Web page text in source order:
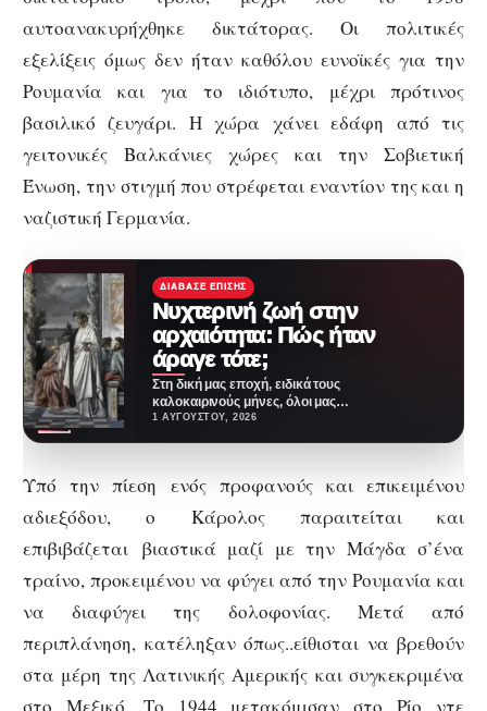
αυτοανακυρήχθηκε δικτάτορας. Οι πολιτικές
εξελίξεις όμως δεν ήταν καθόλου ευνοϊκές για την
Ρουμανία και για το ιδιότυπο, μέχρι πρότινος
βασιλικό ζευγάρι. Η χώρα χάνει εδάφη από τις
γειτονικές Βαλκάνιες χώρες και την Σοβιετική
Ένωση, την στιγμή που στρέφεται εναντίον της και η
ναζιστική Γερμανία.
ΔΙΆΒΑΣΕ ΕΠΊΣΗΣ
Νυχτερινή ζωή στην
αρχαιότητα: Πώς ήταν
άραγε τότε;
Στη δική μας εποχή, ειδικά τους
καλοκαιρινούς μήνες, όλοι μας
λίγο-πολύ βρίσκουμε ευκαιρίες
1 ΑΥΓΟΎΣΤΟΥ, 2026
Υπό την πίεση ενός προφανούς και επικειμένου
αδιεξόδου, ο Κάρολος παραιτείται και
επιβιβάζεται βιαστικά μαζί με την Μάγδα σ’ένα
τραίνο, προκειμένου να φύγει από την Ρουμανία και
να διαφύγει της δολοφονίας. Μετά από
περιπλάνηση, κατέληξαν όπως..είθισται να βρεθούν
στα μέρη της Λατινικής Αμερικής και συγκεκριμένα
στο Μεξικό. Το 1944 μετακόμισαν στο Ρίο ντε